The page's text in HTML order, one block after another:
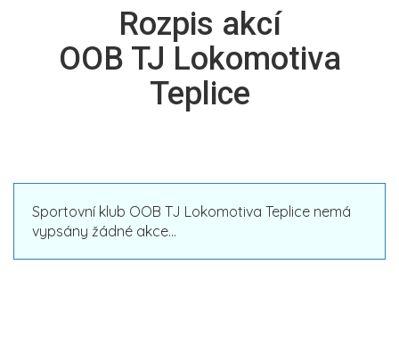
Rozpis akcí
OOB TJ Lokomotiva
Teplice
Sportovní klub OOB TJ Lokomotiva Teplice nemá
vypsány žádné akce...